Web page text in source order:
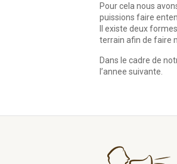
Pour cela nous
puissions faire
Il existe deux
terrain afin de faire
Dans le cadre de
l’annee suivante.